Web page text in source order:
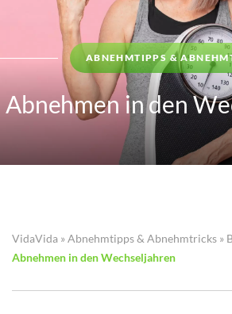
ABNEHMTIPPS &
Abnehmen in den
VidaVida »Abnehmtipps & Abnehmtricks »
Abnehmen in den Wechseljahren